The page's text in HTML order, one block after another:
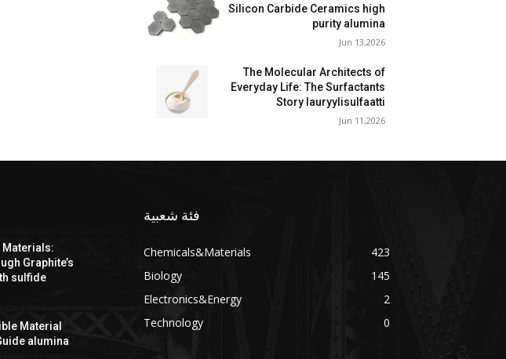
Silicon Carbide Ceramics high
purity alumina
Jun 13,2026
The Molecular Architects of
Everyday Life: The Surfactants
Story lauryylisulfaatti
Jun 11,2026
Graphite’s
sulfide
Material
alumina
فئة شعبية
Chemicals&Materials
423
Biology
145
Electronics&Energy
2
Technology
0